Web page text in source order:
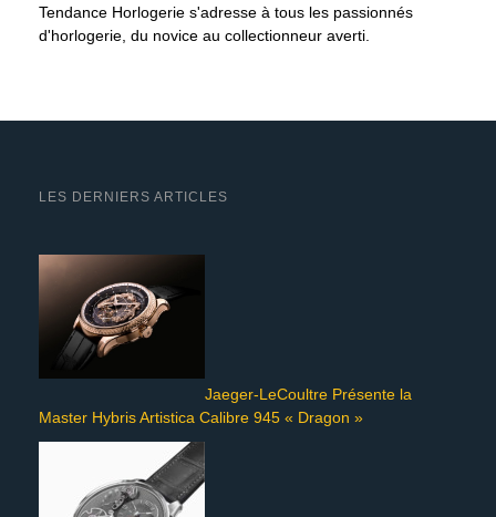
Tendance Horlogerie s'adresse à tous les passionnés
d'horlogerie, du novice au collectionneur averti.
LES DERNIERS ARTICLES
Jaeger-LeCoultre Présente la
Master Hybris Artistica Calibre 945 « Dragon »